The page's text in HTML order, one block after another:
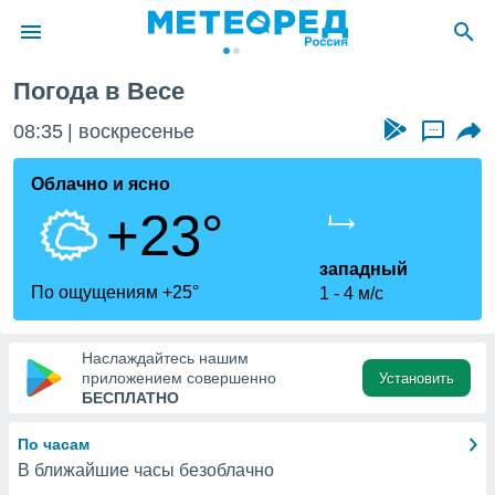
о
Вы можете
к этому
доступ
Погода в Весе
08:35 воскресенье ...
Облачно и ясно
+23°
По ощущениям +25°
западный
1
4 м/с
Наслаждайтесь нашим
приложением совершенно
БЕСПЛАТНО
Установить
По часам
В ближайшие часы безоблачно